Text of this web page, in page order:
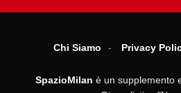
Chi Siamo Privacy
SpazioMilan è un supplemento